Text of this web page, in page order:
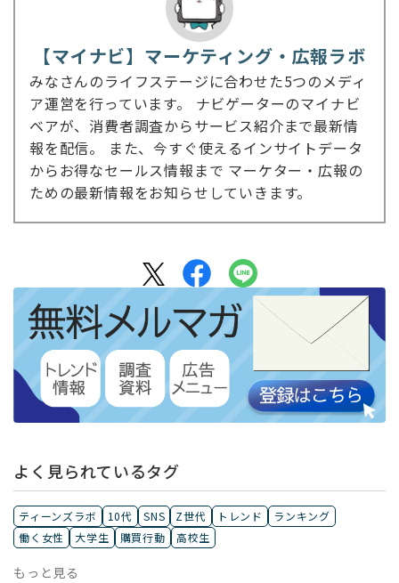
【マイナビ】マーケティング・広報ラボ
みなさんのライフステージに合わせた5つのメディ
ア運営を行っています。 ナビゲーターのマイナビ
ベアが、消費者調査からサービス紹介まで最新情
報を配信。 また、今すぐ使えるインサイトデータ
からお得なセールス情報まで マーケター・広報の
ための最新情報をお知らせしていきます。
よく見られているタグ
ティーンズラボ 10代 SNS Z世代 トレンド
ランキング
働く女性
大学生 購買行動 高校生
もっと見る